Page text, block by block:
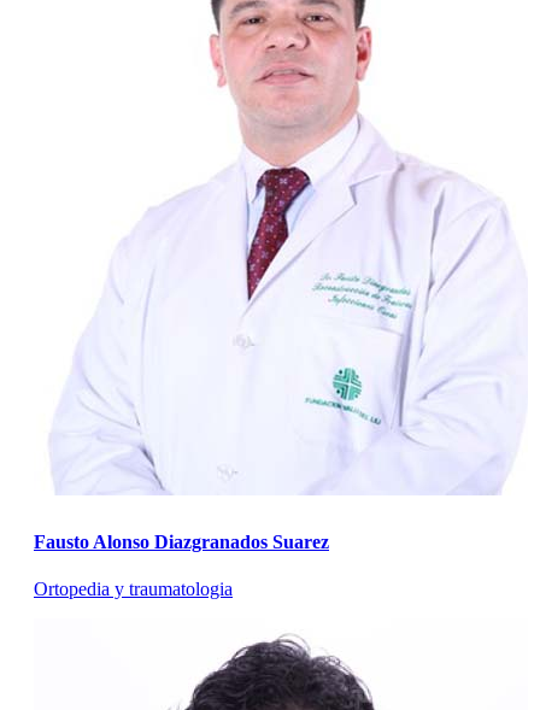
Fausto Alonso Diazgranados Suarez
Ortopedia y traumatologia